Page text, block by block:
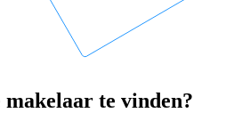
te vinden?